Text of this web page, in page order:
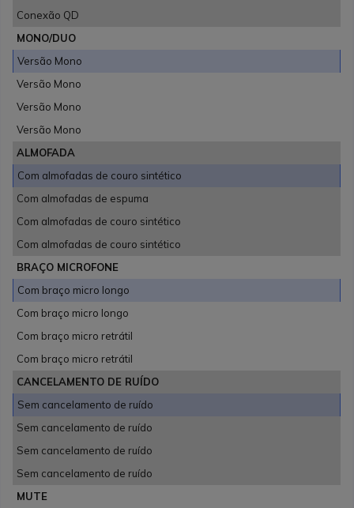
Conexão QD
MONO/DUO
Versão Mono
Versão Mono
Versão Mono
Versão Mono
ALMOFADA
Com almofadas de couro sintético
Com almofadas de espuma
Com almofadas de couro sintético
Com almofadas de couro sintético
BRAÇO MICROFONE
Com braço micro longo
Com braço micro longo
Com braço micro retrátil
Com braço micro retrátil
CANCELAMENTO DE RUÍDO
Sem cancelamento de ruído
Sem cancelamento de ruído
Sem cancelamento de ruído
Sem cancelamento de ruído
MUTE